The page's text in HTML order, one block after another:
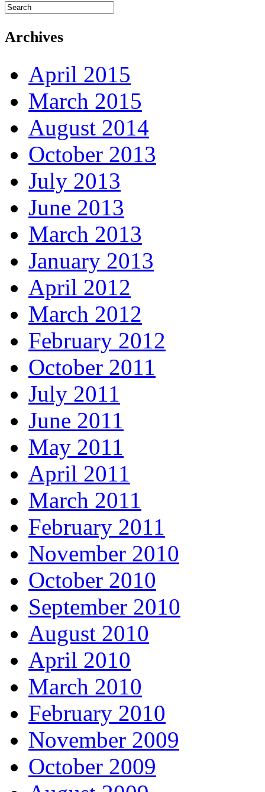
Archives
April 2015
March 2015
August 2014
October 2013
July 2013
June 2013
March 2013
January 2013
April 2012
March 2012
February 2012
October 2011
July 2011
June 2011
May 2011
April 2011
March 2011
February 2011
November 2010
October 2010
September 2010
August 2010
April 2010
March 2010
February 2010
November 2009
October 2009